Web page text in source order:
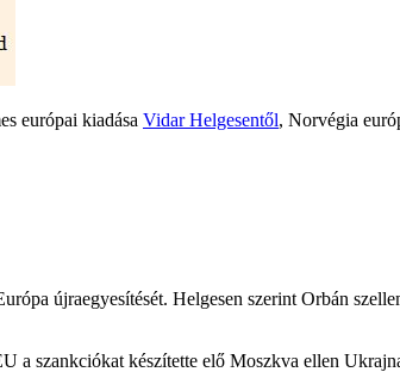
európai kiadása Vidar Helgesentől, Norvégia
újraegyesítését. Helgesen szerint Orbán
szankciókat készítette elő Moszkva ellen